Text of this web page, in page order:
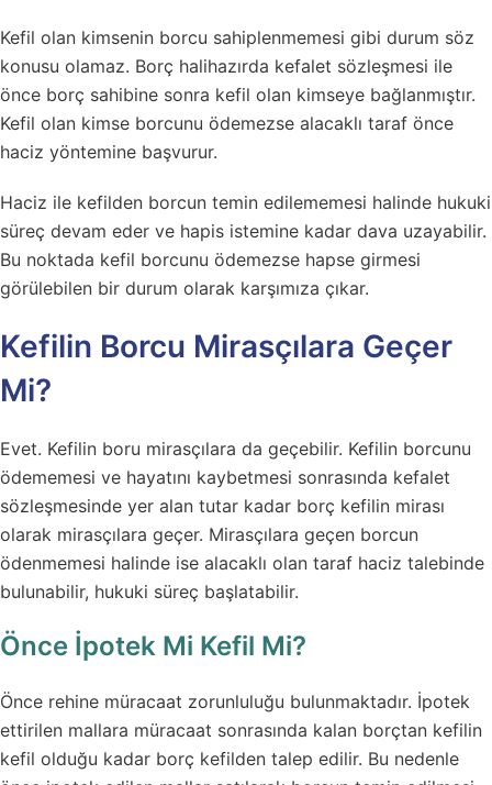
Kefil olan kimsenin borcu sahiplenmemesi gibi durum söz
konusu olamaz. Borç halihazırda kefalet sözleşmesi ile
önce borç sahibine sonra kefil olan kimseye bağlanmıştır.
Kefil olan kimse borcunu ödemezse alacaklı taraf önce
haciz yöntemine başvurur.
Haciz ile kefilden borcun temin edilememesi halinde hukuki
süreç devam eder ve hapis istemine kadar dava uzayabilir.
Bu noktada kefil borcunu ödemezse hapse girmesi
görülebilen bir durum olarak karşımıza çıkar.
Kefilin Borcu Mirasçılara Geçer
Mi?
Evet. Kefilin boru mirasçılara da geçebilir. Kefilin borcunu
ödememesi ve hayatını kaybetmesi sonrasında kefalet
sözleşmesinde yer alan tutar kadar borç kefilin mirası
olarak mirasçılara geçer. Mirasçılara geçen borcun
ödenmemesi halinde ise alacaklı olan taraf haciz talebinde
bulunabilir, hukuki süreç başlatabilir.
Önce İpotek Mi Kefil Mi?
Önce rehine müracaat zorunluluğu bulunmaktadır. İpotek
ettirilen mallara müracaat sonrasında kalan borçtan kefilin
kefil olduğu kadar borç kefilden talep edilir. Bu nedenle